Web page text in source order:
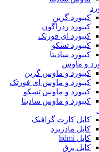
کیبورد گرین
کیبورد ردراگون
کیبورد ای فورتک
کیبورد تسکو
کیبورد سادیتا
و ماوس
کیبورد و ماوس گرین
کیبورد و ماوس ای فورتک
کیبورد و ماوس تسکو
کیبورد و ماوس سادیتا
کابل کارت گرافیک
کابل مادربرد
کابل hdmi
کابل برق